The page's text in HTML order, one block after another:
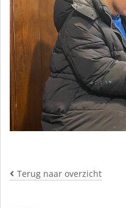
Terug naar overzicht